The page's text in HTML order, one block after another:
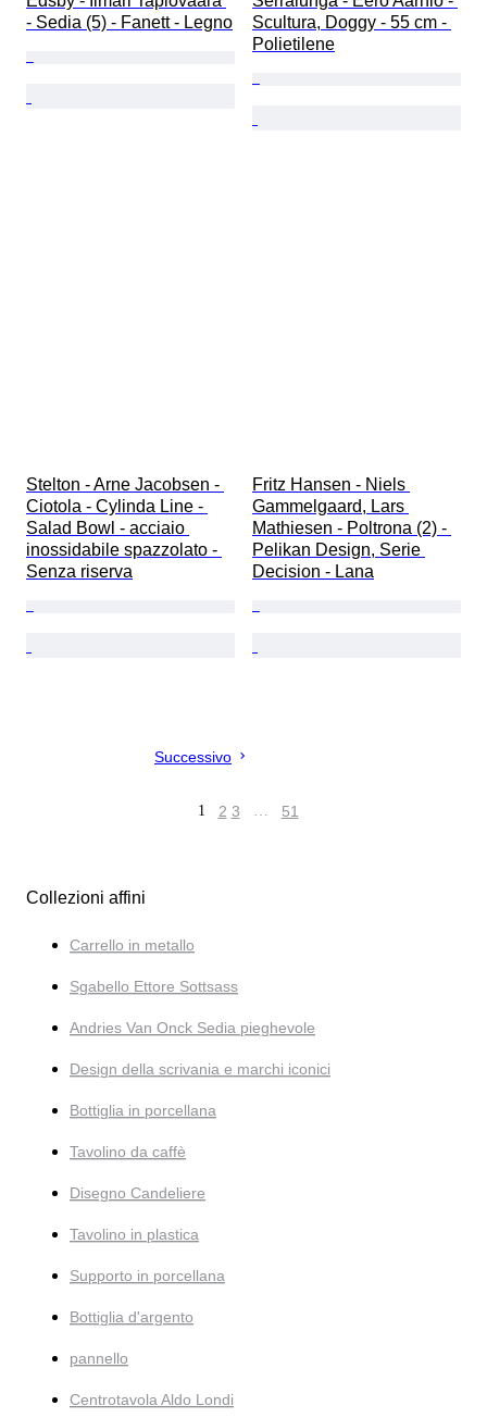
- Sedia (5) - Fanett - Legno
Scultura, Doggy - 55 cm -
Polietilene
Stelton - Arne Jacobsen -
Ciotola - Cylinda Line -
Salad Bowl - acciaio
inossidabile spazzolato -
Senza riserva
Fritz Hansen - Niels
Gammelgaard, Lars
Mathiesen - Poltrona (2) -
Pelikan Design, Serie
Decision - Lana
Successivo
1 2 3 … 51
Collezioni affini
Carrello in metallo
Sgabello Ettore Sottsass
Andries Van Onck Sedia pieghevole
Design della scrivania e marchi iconici
Bottiglia in porcellana
Tavolino da caffè
Disegno Candeliere
Tavolino in plastica
Supporto in porcellana
Bottiglia d'argento
pannello
Centrotavola Aldo Londi